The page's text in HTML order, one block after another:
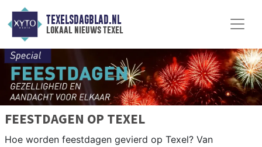
TEXELSDAGBLAD.NL
lokaal nieuws texel
FEESTDAGEN OP TEXEL
Hoe worden feestdagen gevierd op Texel? Van